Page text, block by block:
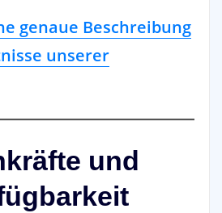
genaue Beschreibung
unserer
und